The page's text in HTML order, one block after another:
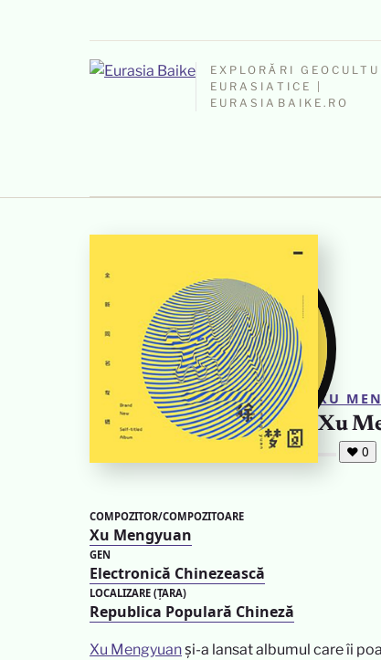
EXPLORĂRI
EURASIATICE |
EURASIABAIKE.RO
XU
Xu
❤ 0
COMPOZITOR/COMPOZITOARE
Xu Mengyuan
GEN
Electronică Chinezească
LOCALIZARE (ȚARA)
Republica Populară Chineză
Xu Mengyuanși-a lansat albumul care îi